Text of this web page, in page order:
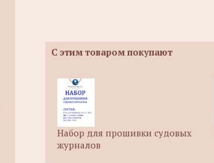
С этим товаром покупают
Набор для прошивки судовых
журналов